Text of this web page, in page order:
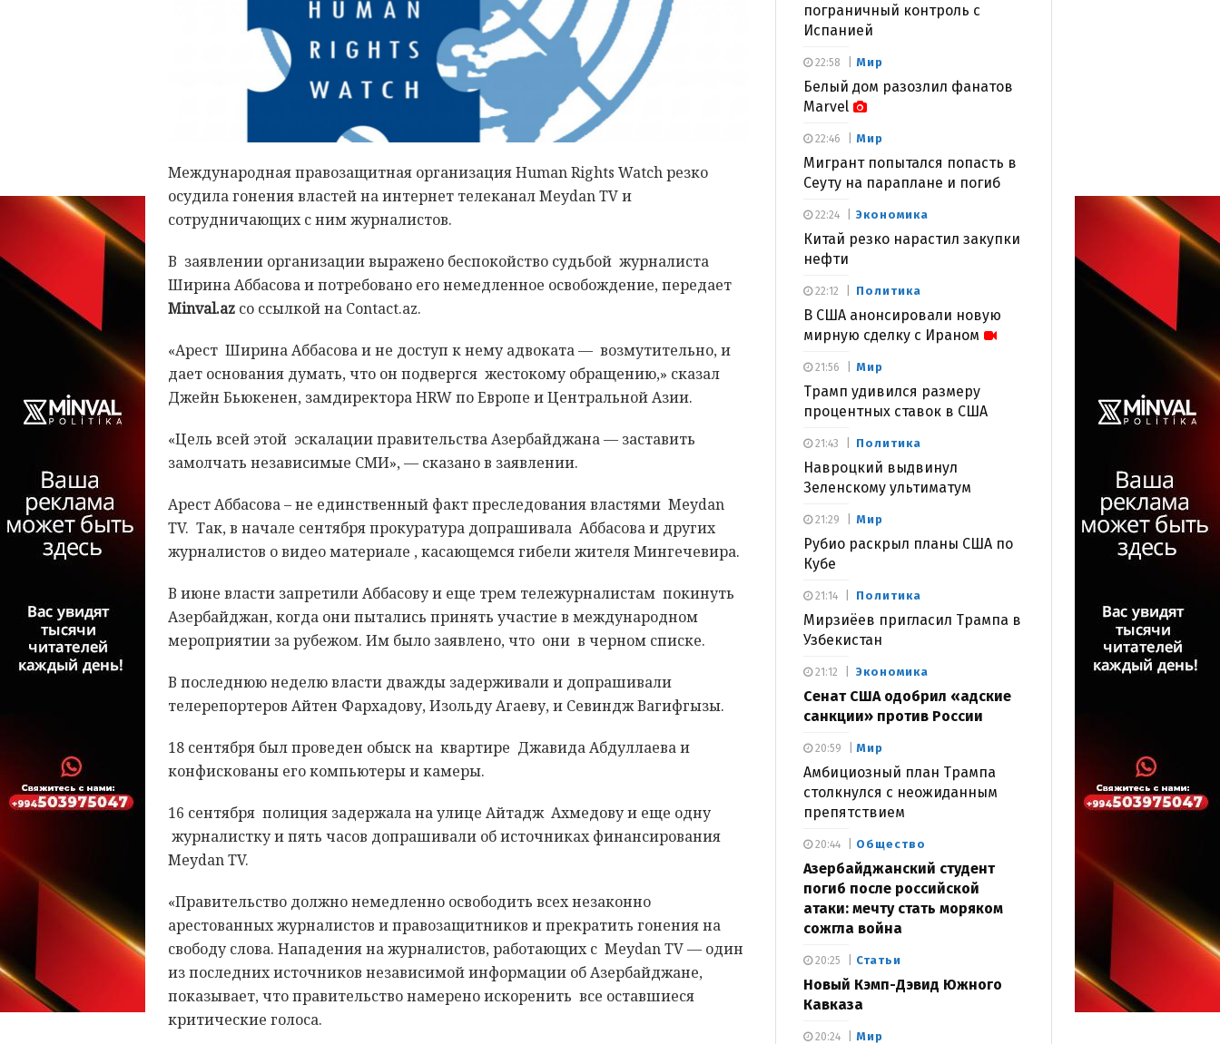
Международная правозащитная организация Human Rights Watch резко
осудила гонения властей на интернет телеканал Meydan TV и
сотрудничающих с ним журналистов.
В заявлении организации выражено беспокойство судьбой журналиста
Ширина Аббасова и потребовано его немедленное освобождение, передает
Minval.az со ссылкой на Contact.az.
«Арест Ширина Аббасова и не доступ к нему адвоката — возмутительно, и
дает основания думать, что он подвергся жестокому обращению,» сказал
Джейн Бьюкенен, замдиректора HRW по Европе и Центральной Азии.
«Цель всей этой эскалации правительства Азербайджана — заставить
замолчать независимые СМИ», — сказано в заявлении.
Арест Аббасова – не единственный факт преследования властями Meydan
TV. Так, в начале сентября прокуратура допрашивала Аббасова и других
журналистов о видео материале , касающемся гибели жителя Мингечевира.
В июне власти запретили Аббасову и еще трем тележурналистам покинуть
Азербайджан, когда они пытались принять участие в международном
мероприятии за рубежом. Им было заявлено, что они в черном списке.
В последнюю неделю власти дважды задерживали и допрашивали
телерепортеров Айтен Фархадову, Изольду Агаеву, и Севиндж Вагифгызы.
18 сентября был проведен обыск на квартире Джавида Абдуллаева и
конфискованы его компьютеры и камеры.
16 сентября полиция задержала на улице Айтадж Ахмедову и еще одну
журналистку и пять часов допрашивали об источниках финансирования
Meydan TV.
«Правительство должно немедленно освободить всех незаконно
арестованных журналистов и правозащитников и прекратить гонения на
свободу слова. Нападения на журналистов, работающих с Meydan TV — один
из последних источников независимой информации об Азербайджане,
показывает, что правительство намерено искоренить все оставшиеся
критические голоса.
пограничный контроль с
Испанией
Мир
Белый дом разозлил фанатов
Marvel
22:58
Мир
Мигрант попытался попасть в
Сеуту на параплане и погиб
22:46
Экономика
Китай резко нарастил закупки
нефти
22:24
Политика
В США анонсировали новую
мирную сделку с Ираном
22:12
Мир
Трамп удивился размеру
процентных ставок в США
21:56
Политика
Навроцкий выдвинул
Зеленскому ультиматум
21:43
Мир
Рубио раскрыл планы США по
Кубе
21:29
Политика
Мирзиёев пригласил Трампа в
Узбекистан
21:14
Экономика
Сенат США одобрил «адские
санкции» против России
21:12
Мир
Амбициозный план Трампа
столкнулся с неожиданным
препятствием
20:59
Общество
Азербайджанский студент
погиб после российской
атаки: мечту стать моряком
сожгла война
20:44
Статьи
Новый Кэмп-Дэвид Южного
Кавказа
20:25
Мир
20:24